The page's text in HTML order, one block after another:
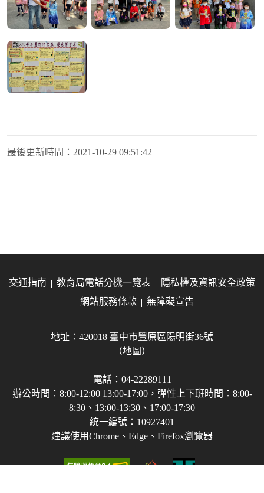
最後更新時間： 2021-10-29 09:51:42
交通指南 教育局電話分機一覽表
隱私權及資訊安全政策
網站服務條款
無障礙宣告
地址：420018 臺中市豐原區陽明街36號
（地圖）
電話：04-22289111
辦公時間：8:00-12:00 13:00-17:00，彈性上下班時間：8:00-
8:30、13:00-13:30、17:00-17:30
統一編號：10927401
建議使用Chrome、Edge、Firefox瀏覽器